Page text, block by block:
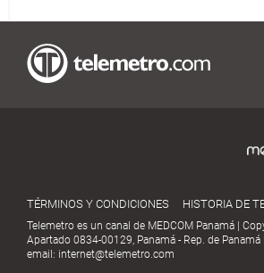
TÉRMINOS Y CONDICIONES HISTORIA DE
Telemetro es un canal de MEDCOM Panamá |
Apartado 0834-00129, Panamá - Rep. de
email: internet@telemetro.com